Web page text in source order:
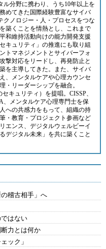
ル分野に携わり、うち10年以上を
めてきた国際経験豊富なサイバ
クノロジー・人・プロセスをつな
築くことを情熱とし、これまで
和維持活動向けの能力開発支援
キュリティ」の推進にも取り組
トマネジメントとサイバーフォ
撃対応をリードし、再発防止と
を主導してきた。また、サイバ
、メンタルケアや心理カウンセ
・リーダーシップを融合。
セキュリティ）を提唱。CISSP、
、メンタルケア心理専門士を保
への共感力をもって、組織の持
・教育・プロジェクト参画など
エンス、デジタルウェルビーイ
デジタル未来」を共に築くこと
稽古相手」へ
はない
力とは何か
ック」